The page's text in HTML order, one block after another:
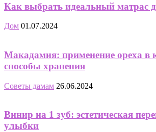
Как выбрать идеальный матрас
Дом 01.07.2024
Макадамия: применение ореха в
способы хранения
Советы дамам 26.06.2024
Винир на 1 зуб: эстетическая
улыбки